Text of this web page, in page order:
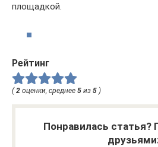
площадкой.
Рейтинг
( 2 оценки, среднее 5 из 5 )
Понравилась статья?